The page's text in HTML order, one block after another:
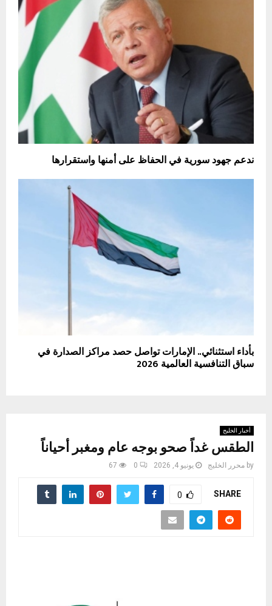
ندعم جهود سورية في الحفاظ على أمنها واستقرارها
بأداء استثنائي.. الإمارات تواصل حصد مراكز الصدارة في
سباق التنافسية العالمية 2026
أخبار الخليج
الطقس غداً صحو بوجه عام ومغبر أحياناً
by محرر الخليج يونيو 4, 2026 0
67
SHARE
0